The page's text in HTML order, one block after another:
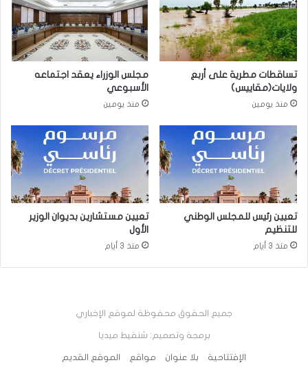
تساقطات مطرية على أربع
ولايات(مقاييس)
منذ يومين
مجلس الوزراء يعقد اجتماعه
الأسبوعي
منذ يومين
تعيين رئيس للمجلس الوطني
للتنظيم
منذ 3 أيام
تعيين مستشارين بديوان الوزير
الأول
منذ 3 أيام
جميع الحقوق محفوظة لموقع الإخباري
برمجة وتصميم: شنقيط ميديا
الإفتتاحية بلا عنوان مواقع الموقع القديم